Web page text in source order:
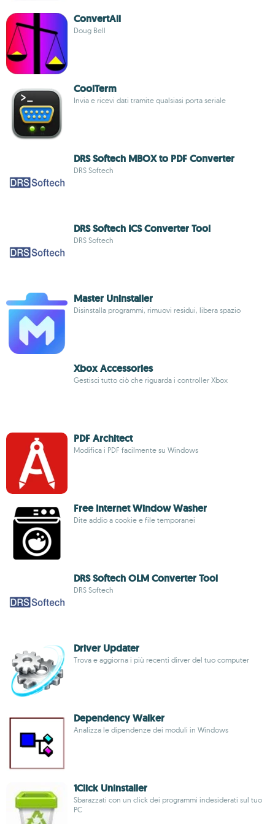
ConvertAll
Doug Bell
CoolTerm
Invia e ricevi dati tramite qualsiasi porta seriale
DRS Softech MBOX to PDF Converter
DRS Softech
DRS Softech ICS Converter Tool
DRS Softech
Master Uninstaller
Disinstalla programmi, rimuovi residui, libera spazio
Xbox Accessories
Gestisci tutto ciò che riguarda i controller Xbox
PDF Architect
Modifica i PDF facilmente su Windows
Free Internet Window Washer
Dite addio a cookie e file temporanei
DRS Softech OLM Converter Tool
DRS Softech
Driver Updater
Trova e aggiorna i più recenti dirver del tuo computer
Dependency Walker
Analizza le dipendenze dei moduli in Windows
1Click Uninstaller
Sbarazzati con un click dei programmi indesiderati sul tuo
PC